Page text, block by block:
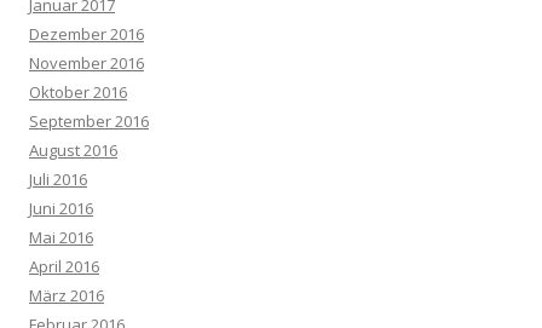
Januar 2017
Dezember 2016
November 2016
Oktober 2016
September 2016
August 2016
Juli 2016
Juni 2016
Mai 2016
April 2016
März 2016